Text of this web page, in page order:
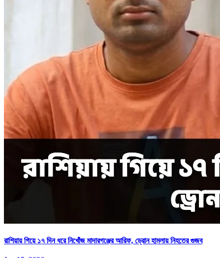
রাশিয়ায় গিয়ে ১৭ দিন ধরে নিখোঁজ মাদারগঞ্জের আরিফ, ড্রোন হামলায় নিহতের গুজব